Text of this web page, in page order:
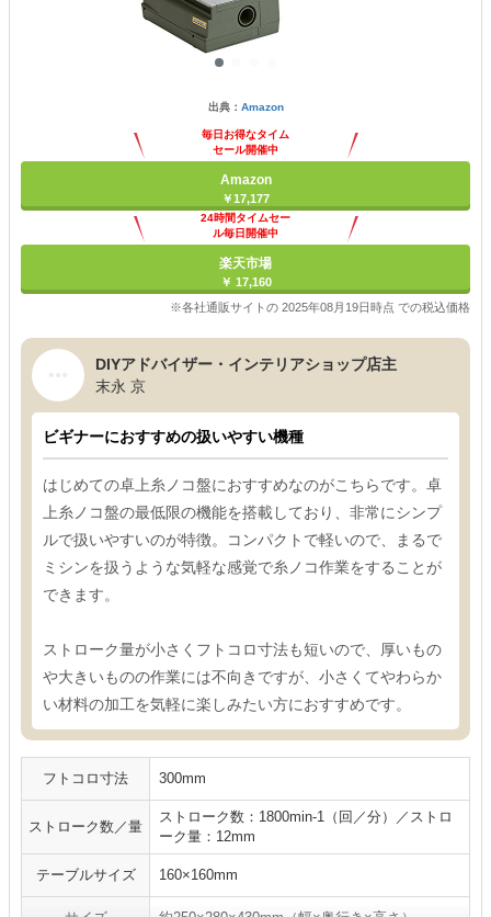
出典： Amazon
毎日お得なタイム
セール開催中
Amazon
￥17,177
24時間タイムセー
ル毎日開催中
楽天市場
￥ 17,160
※各社通販サイトの 2025年08月19日時点 での税込価格
DIYアドバイザー・インテリアショップ店主
末永 京
ビギナーにおすすめの扱いやすい機種
はじめての卓上糸ノコ盤におすすめなのがこちらです。卓
上糸ノコ盤の最低限の機能を搭載しており、非常にシンプ
ルで扱いやすいのが特徴。コンパクトで軽いので、まるで
ミシンを扱うような気軽な感覚で糸ノコ作業をすることが
できます。
ストローク量が小さくフトコロ寸法も短いので、厚いもの
や大きいものの作業には不向きですが、小さくてやわらか
い材料の加工を気軽に楽しみたい方におすすめです。
フトコロ寸法 300mm
ストローク数／量
ストローク数：1800min-1（回／分）／ストロ
ーク量：12mm
テーブルサイズ 160×160mm